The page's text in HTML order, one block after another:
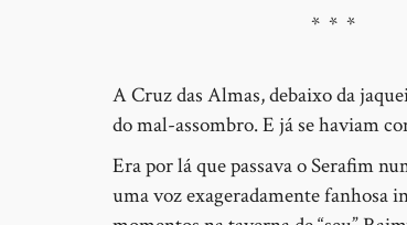
* * *
A Cruz das Almas, debaixo da
do mal-assombro. E já se haviam
Era por lá que passava o Serafim
uma voz exageradamente fanhosa